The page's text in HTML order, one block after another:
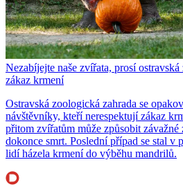
Nezabíjejte naše zvířata, prosí
zákaz krmení
Ostravská zoologická zahrada se
návštěvníky, kteří nerespektují zákaz
přitom zvířatům může způsobit
dokonce smrt. Poslední případ se stal v
lidí házela krmení do výběhu mandrilů.